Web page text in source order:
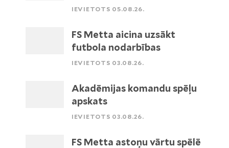
IEVIETOTS 05.08.26.
FS Metta aicina uzsākt
futbola nodarbības
IEVIETOTS 03.08.26.
Akadēmijas komandu spēļu
apskats
IEVIETOTS 03.08.26.
FS Metta astoņu vārtu spēlē